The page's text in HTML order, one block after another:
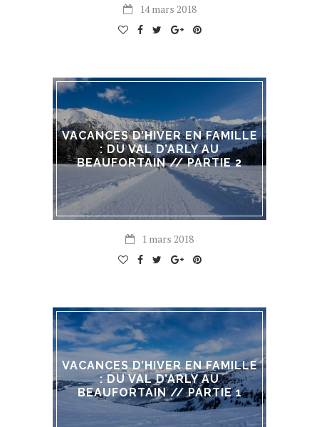
14 mars 2018
VACANCES D’HIVER EN FAMILLE
: DU VAL D’ARLY AU
BEAUFORTAIN // PARTIE 2
1 mars 2018
VACANCES D’HIVER EN FAMILLE
: DU VAL D’ARLY AU
BEAUFORTAIN // PARTIE 1